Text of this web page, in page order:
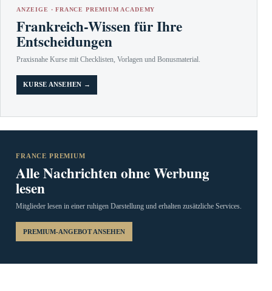
ANZEIGE · FRANCE PREMIUM ACADEMY
Frankreich-Wissen für Ihre
Entscheidungen
Praxisnahe Kurse mit Checklisten, Vorlagen und Bonusmaterial.
KURSE ANSEHEN →
FRANCE PREMIUM
Alle Nachrichten ohne Werbung
lesen
Mitglieder lesen in einer ruhigen Darstellung und erhalten zusätzliche Services.
PREMIUM-ANGEBOT ANSEHEN